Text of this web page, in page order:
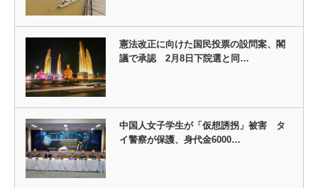
憲法改正に向けた国民投票の設問案、閣
議で承認 2月8日下院選と同…
中国人女子学生が「仮想誘拐」被害 タ
イ警察が保護、身代金6000…